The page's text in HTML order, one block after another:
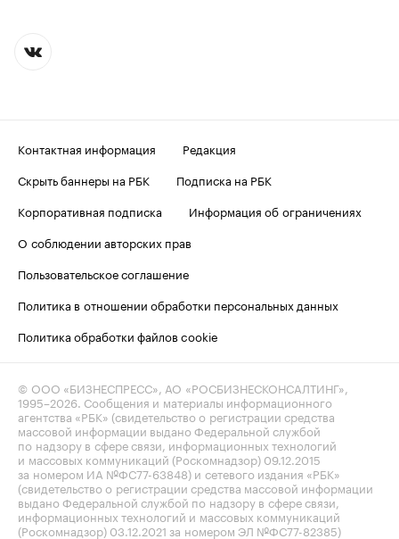
Контактная информация
Редакция
Скрыть баннеры на РБК
Подписка на РБК
Корпоративная подписка
Информация об ограничениях
О соблюдении авторских прав
Пользовательское соглашение
Политика в отношении обработки персональных данных
Политика обработки файлов cookie
© ООО «БИЗНЕСПРЕСС», АО «РОСБИЗНЕСКОНСАЛТИНГ»,
1995–2026. Сообщения и материалы информационного
агентства «РБК» (свидетельство о регистрации средства
массовой информации выдано Федеральной службой
по надзору в сфере связи, информационных технологий
и массовых коммуникаций (Роскомнадзор) 09.12.2015
за номером ИА №ФС77-63848) и сетевого издания «РБК»
(свидетельство о регистрации средства массовой информации
выдано Федеральной службой по надзору в сфере связи,
информационных технологий и массовых коммуникаций
(Роскомнадзор) 03.12.2021 за номером ЭЛ №ФС77-82385)